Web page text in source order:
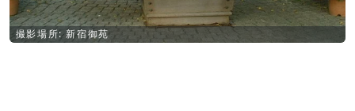
撮影場所: 新宿御苑